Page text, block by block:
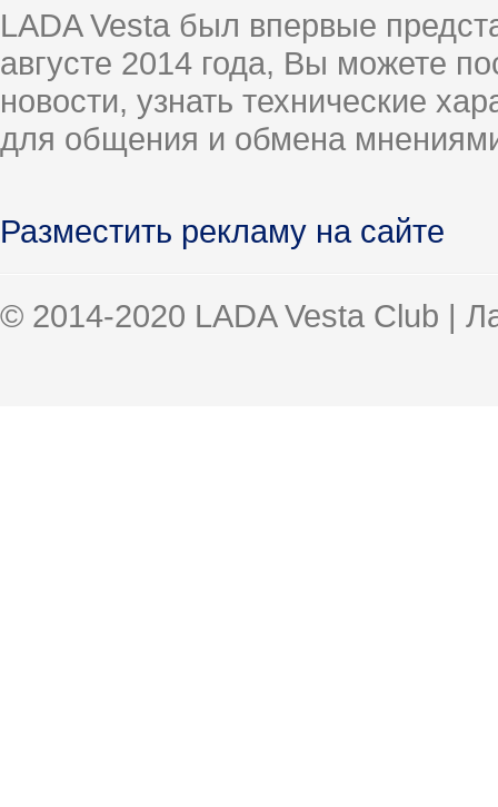
LADA Vesta был впервые
августе 2014 года, Вы можете
новости, узнать технические
для общения и обмена
Разместить рекламу на сайте
© 2014-2020 LADA Vesta Club |